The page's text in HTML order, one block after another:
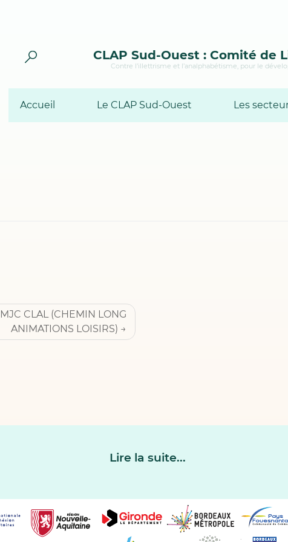
CLAP Sud-Ouest : Comité de
Contre l’illettrisme et l’analphabétisme, pour le
Accueil Le CLAP Sud-Ouest Les
MJC CLAL (CHEMIN LONG
ANIMATIONS LOISIRS)
Lire la suite...